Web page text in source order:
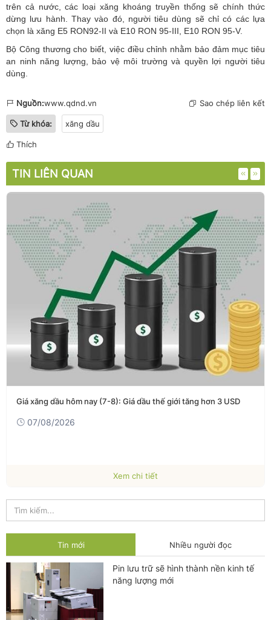
trên cả nước, các loại xăng khoáng truyền thống sẽ chính thức
dừng lưu hành. Thay vào đó, người tiêu dùng sẽ chỉ có các lựa
chọn là xăng E5 RON92-II và E10 RON 95-III, E10 RON 95-V.
Bộ Công thương cho biết, việc điều chỉnh nhằm bảo đảm mục tiêu
an ninh năng lượng, bảo vệ môi trường và quyền lợi người tiêu
dùng.
Nguồn:www.qdnd.vn Sao chép liên kết
Từ khóa: xăng dầu
Thích
TIN LIÊN QUAN
Giá xăng dầu hôm nay (7-8): Giá dầu thế giới tăng hơn 3 USD
07/08/2026
Xem chi tiết
Tin mới Nhiều người đọc
Pin lưu trữ sẽ hình thành nền kinh tế
năng lượng mới